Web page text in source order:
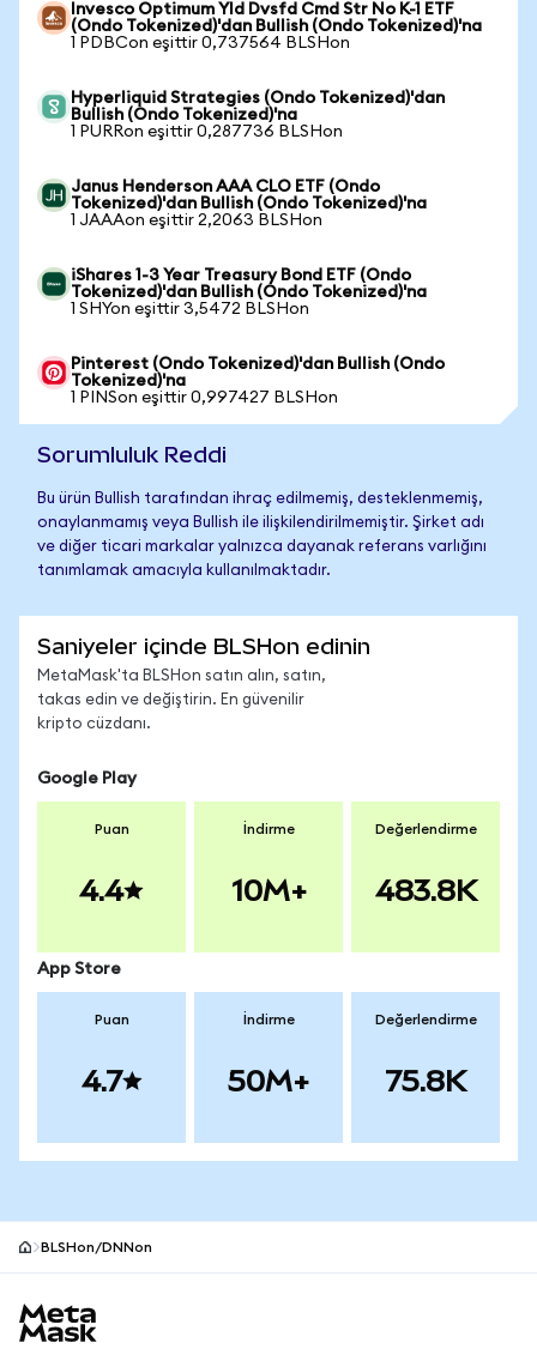
Invesco Optimum Yld Dvsfd Cmd Str No K-1 ETF
(Ondo Tokenized)'dan Bullish (Ondo Tokenized)'na
1 PDBCon eşittir 0,737564 BLSHon
Hyperliquid Strategies (Ondo Tokenized)'dan
Bullish (Ondo Tokenized)'na
1 PURRon eşittir 0,287736 BLSHon
Janus Henderson AAA CLO ETF (Ondo
Tokenized)'dan Bullish (Ondo Tokenized)'na
1 JAAAon eşittir 2,2063 BLSHon
iShares 1-3 Year Treasury Bond ETF (Ondo
Tokenized)'dan Bullish (Ondo Tokenized)'na
1 SHYon eşittir 3,5472 BLSHon
Pinterest (Ondo Tokenized)'dan Bullish (Ondo
Tokenized)'na
1 PINSon eşittir 0,997427 BLSHon
Sorumluluk Reddi
Bu ürün Bullish tarafından ihraç edilmemiş, desteklenmemiş,
onaylanmamış veya Bullish ile ilişkilendirilmemiştir. Şirket adı
ve diğer ticari markalar yalnızca dayanak referans varlığını
tanımlamak amacıyla kullanılmaktadır.
Saniyeler içinde BLSHon edinin
MetaMask'ta BLSHon satın alın, satın,
takas edin ve değiştirin. En güvenilir
kripto cüzdanı.
Google Play
Puan
4.4
İndirme
10M+
Değerlendirme
483.8K
App Store
Puan
4.7
İndirme
50M+
Değerlendirme
75.8K
BLSHon/DNNon